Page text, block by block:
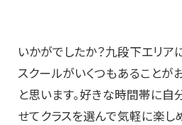
いかがでしたか？九段下エリア
スクールがいくつもあることが
と思います。好きな時間帯に
せてクラスを選んで気軽に楽し